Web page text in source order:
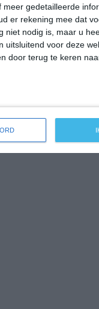
gedetailleerde
er rekening mee dat
niet nodig is, maar u
uitsluitend voor deze
door terug te keren
08:00 11:00
WNW 2 WNW 2